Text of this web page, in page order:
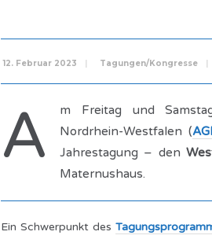
12. Februar 2023 Tagungen/Kongresse
A
m Freitag und
Nordrhein-Westfalen (
Jahrestagung – den
Maternushaus.
Ein Schwerpunkt des